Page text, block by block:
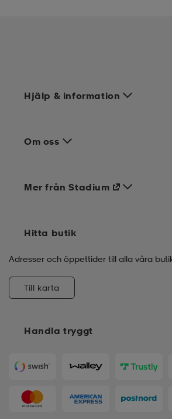
Hjälp & information
Om oss
Handla tryggt
Mer från Stadium
Hitta butik
Adresser och öppettider till alla våra
Till karta